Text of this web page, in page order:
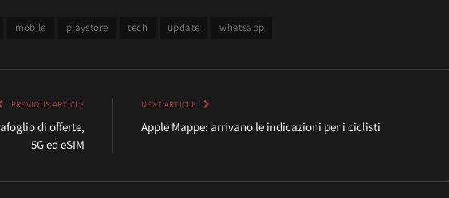
mobile playstore tech update whatsapp
PREVIOUS ARTICLE
di offerte,
5G ed eSIM
NEXT ARTICLE
Apple Mappe: arrivano le indicazioni per i ciclisti